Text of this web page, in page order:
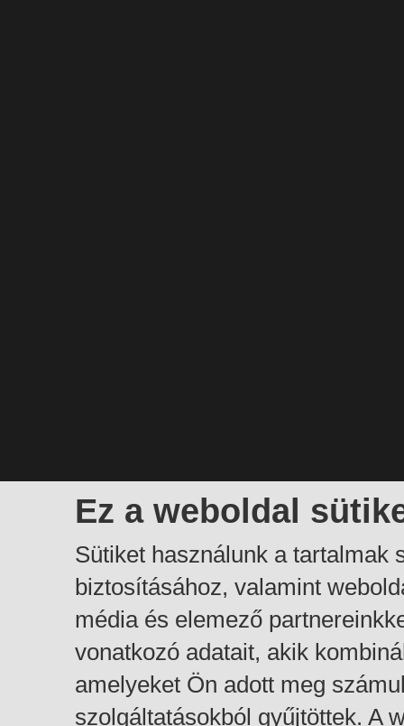
Ez a weboldal
Sütiket használunk a tartalmak
biztosításához, valamint
média és elemező
vonatkozó adatait, akik
amelyeket Ön adott meg
szolgáltatásokból gyűjtöttek. A